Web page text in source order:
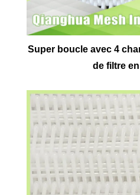
Super boucle avec 4
de filtre